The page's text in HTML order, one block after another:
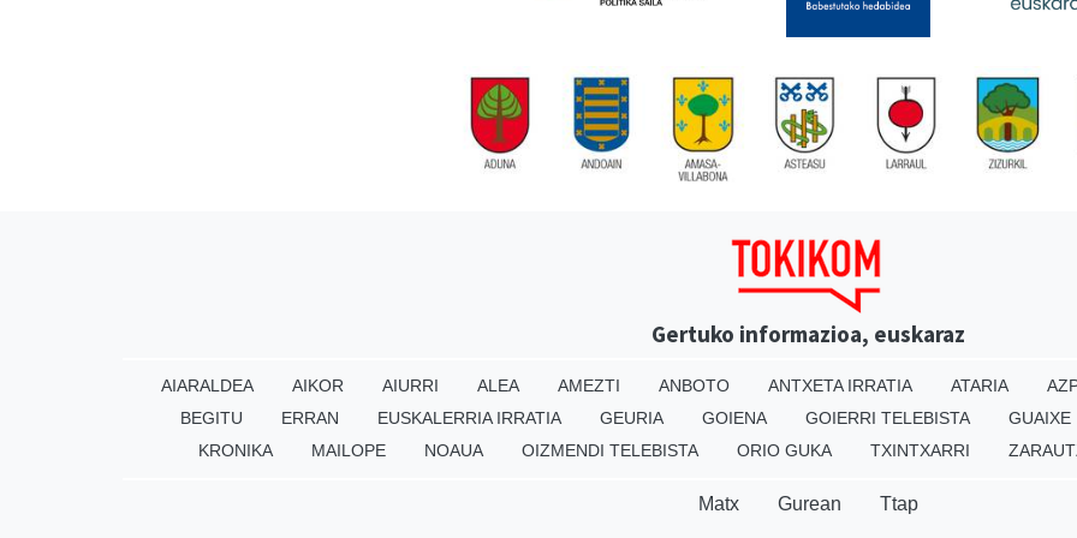
Gertuko informazioa, euskaraz
AIARALDEA AIKOR AIURRI ALEA AMEZTI ANBOTO ANTXETA IRRATIA ATARIA
BEGITU
ERRAN EUSKALERRIA IRRATIA GEURIA GOIENA GOIERRI TELEBISTA
GUAIXE
KRONIKA
MAILOPE NOAUA OIZMENDI TELEBISTA ORIO GUKA TXINTXARRI
Matx Gurean Ttap